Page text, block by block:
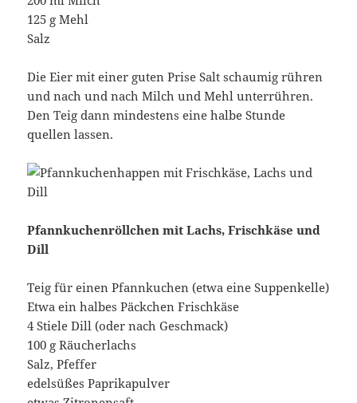
125 g Mehl
Salz
Die Eier mit einer guten Prise Salt schaumig rühren
und nach und nach Milch und Mehl unterrühren.
Den Teig dann mindestens eine halbe Stunde
quellen lassen.
Pfannkuchenröllchen mit Lachs, Frischkäse und
Dill
Teig für einen Pfannkuchen (etwa eine Suppenkelle)
Etwa ein halbes Päckchen Frischkäse
4 Stiele Dill (oder nach Geschmack)
100 g Räucherlachs
Salz, Pfeffer
edelsüßes Paprikapulver